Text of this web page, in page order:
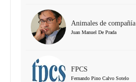
Animales de compañía
Juan Manuel De Prada
FPCS
Fernando Pino Calvo Sotelo